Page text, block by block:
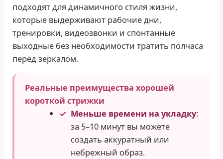
подходят для динамичного стиля жизни,
которые выдерживают рабочие дни,
тренировки, видеозвонки и спонтанные
выходные без необходимости тратить полчаса
перед зеркалом.
Реальные преимущества хорошей
короткой стрижки
Меньше времени на укладку:
за 5–10 минут вы можете
создать аккуратный или
небрежный образ.